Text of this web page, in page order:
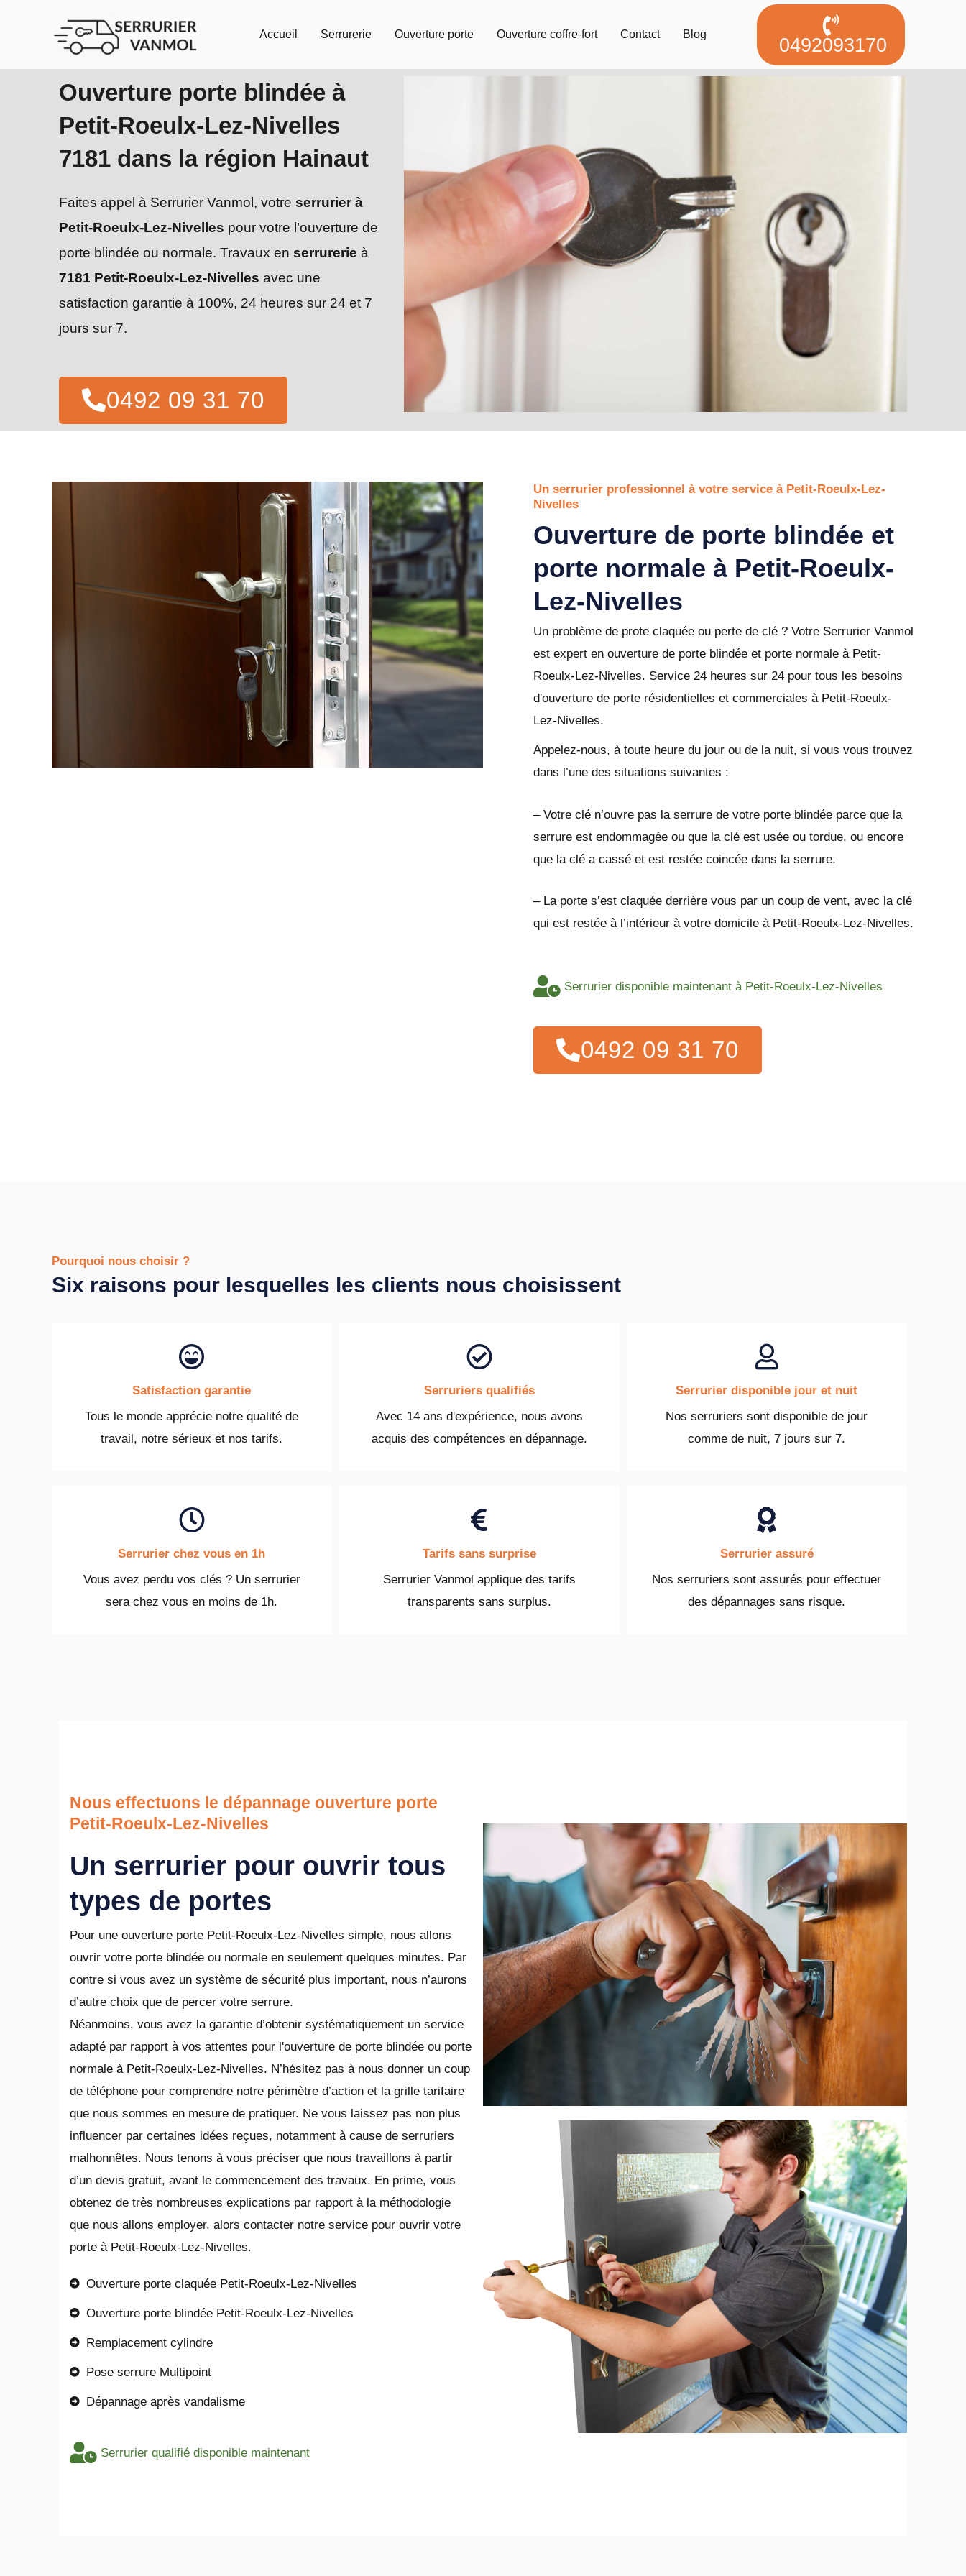
Accueil Serrurerie Ouverture porte Ouverture coffre-fort Contact Blog 0492093170
Ouverture porte blindée à
Petit-Roeulx-Lez-Nivelles
7181 dans la région Hainaut
Faites appel à Serrurier Vanmol, votre serrurier à
Petit-Roeulx-Lez-Nivelles pour votre l’ouverture de
porte blindée ou normale. Travaux en serrurerie à
7181 Petit-Roeulx-Lez-Nivelles avec une
satisfaction garantie à 100%, 24 heures sur 24 et 7
jours sur 7.
0492 09 31 70
Un serrurier professionnel à votre service à Petit-Roeulx-Lez-
Nivelles
Ouverture de porte blindée et
porte normale à Petit-Roeulx-
Lez-Nivelles
Un problème de prote claquée ou perte de clé ? Votre Serrurier Vanmol
est expert en ouverture de porte blindée et porte normale à Petit-
Roeulx-Lez-Nivelles. Service 24 heures sur 24 pour tous les besoins
d'ouverture de porte résidentielles et commerciales à Petit-Roeulx-
Lez-Nivelles.
Appelez-nous, à toute heure du jour ou de la nuit, si vous vous trouvez
dans l’une des situations suivantes :
– Votre clé n’ouvre pas la serrure de votre porte blindée parce que la
serrure est endommagée ou que la clé est usée ou tordue, ou encore
que la clé a cassé et est restée coincée dans la serrure.
– La porte s’est claquée derrière vous par un coup de vent, avec la clé
qui est restée à l’intérieur à votre domicile à Petit-Roeulx-Lez-Nivelles.
Serrurier disponible maintenant à Petit-Roeulx-Lez-Nivelles
0492 09 31 70
Pourquoi nous choisir ?
Six raisons pour lesquelles les clients nous choisissent
Satisfaction garantie
Tous le monde apprécie notre qualité de
travail, notre sérieux et nos tarifs.
Serruriers qualifiés
Avec 14 ans d'expérience, nous avons
acquis des compétences en dépannage.
Serrurier disponible jour et nuit
Nos serruriers sont disponible de jour
comme de nuit, 7 jours sur 7.
Serrurier chez vous en 1h
Vous avez perdu vos clés ? Un serrurier
sera chez vous en moins de 1h.
Tarifs sans surprise
Serrurier Vanmol applique des tarifs
transparents sans surplus.
Serrurier assuré
Nos serruriers sont assurés pour effectuer
des dépannages sans risque.
Nous effectuons le dépannage ouverture porte
Petit-Roeulx-Lez-Nivelles
Un serrurier pour ouvrir tous
types de portes
Pour une ouverture porte Petit-Roeulx-Lez-Nivelles simple, nous allons
ouvrir votre porte blindée ou normale en seulement quelques minutes. Par
contre si vous avez un système de sécurité plus important, nous n’aurons
d’autre choix que de percer votre serrure.
Néanmoins, vous avez la garantie d’obtenir systématiquement un service
adapté par rapport à vos attentes pour l'ouverture de porte blindée ou porte
normale à Petit-Roeulx-Lez-Nivelles. N’hésitez pas à nous donner un coup
de téléphone pour comprendre notre périmètre d’action et la grille tarifaire
que nous sommes en mesure de pratiquer. Ne vous laissez pas non plus
influencer par certaines idées reçues, notamment à cause de serruriers
malhonnêtes. Nous tenons à vous préciser que nous travaillons à partir
d’un devis gratuit, avant le commencement des travaux. En prime, vous
obtenez de très nombreuses explications par rapport à la méthodologie
que nous allons employer, alors contacter notre service pour ouvrir votre
porte à Petit-Roeulx-Lez-Nivelles.
Ouverture porte claquée Petit-Roeulx-Lez-Nivelles
Ouverture porte blindée Petit-Roeulx-Lez-Nivelles
Remplacement cylindre
Pose serrure Multipoint
Dépannage après vandalisme
Serrurier qualifié disponible maintenant